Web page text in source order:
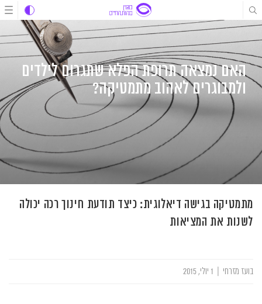
דלג
לתוכן
דלג
לתוכן
דלג
לניווט
האם נמצאה תרופת הפלא שתגרום לילדים
ולמבוגרים לאהוב מתמטיקה?
מתמטיקה בגישה דיאלוגית: כיצד תודעת חינוך רכה יכולה
לשנות את המציאות
בועז מזרחי